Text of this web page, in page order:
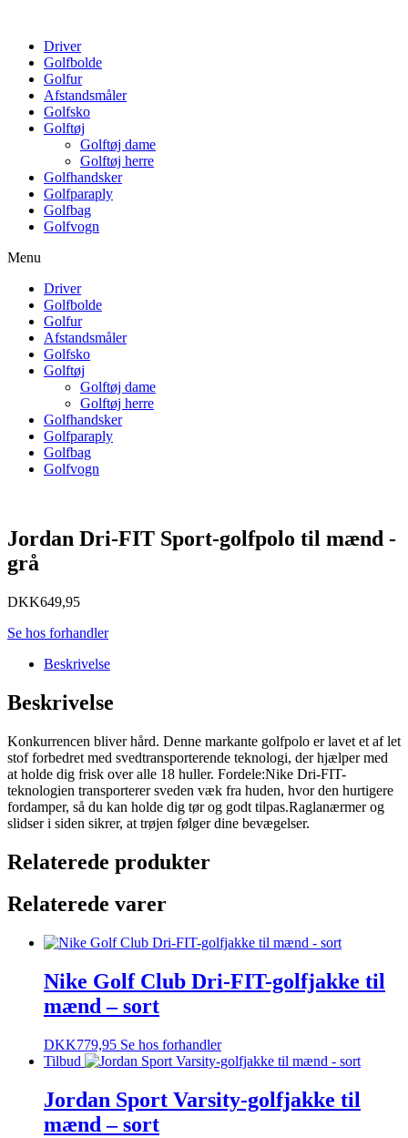
Driver
Golfbolde
Golfur
Afstandsmåler
Golfsko
Golftøj
Golftøj dame
Golftøj herre
Golfhandsker
Golfparaply
Golfbag
Golfvogn
Menu
Driver
Golfbolde
Golfur
Afstandsmåler
Golfsko
Golftøj
Golftøj dame
Golftøj herre
Golfhandsker
Golfparaply
Golfbag
Golfvogn
Jordan Dri-FIT Sport-golfpolo til mænd -
grå
DKK649,95
Se hos forhandler
Beskrivelse
Beskrivelse
Konkurrencen bliver hård. Denne markante golfpolo er lavet et af let
stof forbedret med svedtransporterende teknologi, der hjælper med
at holde dig frisk over alle 18 huller. Fordele:Nike Dri-FIT-
teknologien transporterer sveden væk fra huden, hvor den hurtigere
fordamper, så du kan holde dig tør og godt tilpas.Raglanærmer og
slidser i siden sikrer, at trøjen følger dine bevægelser.
Relaterede produkter
Relaterede varer
Nike Golf Club Dri-FIT-golfjakke til
mænd – sort
DKK779,95 Se hos forhandler
Tilbud
Jordan Sport Varsity-golfjakke til
mænd – sort